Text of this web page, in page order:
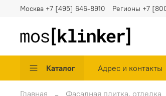
Москва +7 [495] 646-8910 Регионы +7
Каталог Адрес и контакты
Главная Фасадная плитка, отделка